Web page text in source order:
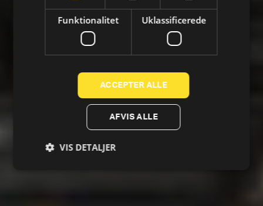
Funktionalitet Uklassificerede
ACCEPTER ALLE
AFVIS ALLE
VIS DETALJER